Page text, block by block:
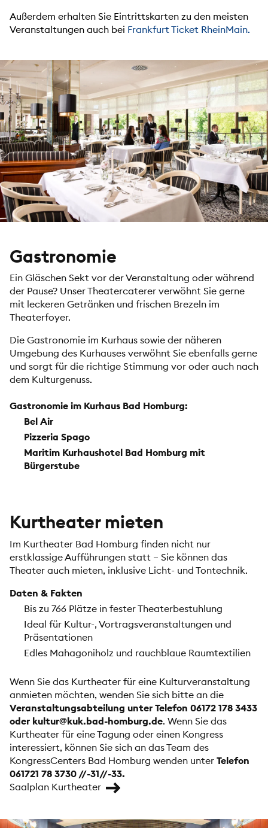
Außerdem erhalten Sie Eintrittskarten zu den meisten
Veranstaltungen auch bei Frankfurt Ticket RheinMain.
Gastronomie
Ein Gläschen Sekt vor der Veranstaltung oder während
der Pause? Unser Theatercaterer verwöhnt Sie gerne
mit leckeren Getränken und frischen Brezeln im
Theaterfoyer.
Die Gastronomie im Kurhaus sowie der näheren
Umgebung des Kurhauses verwöhnt Sie ebenfalls gerne
und sorgt für die richtige Stimmung vor oder auch nach
dem Kulturgenuss.
Gastronomie im Kurhaus Bad Homburg:
Bel Air
Pizzeria Spago
Maritim Kurhaushotel Bad Homburg mit
Bürgerstube
Kurtheater mieten
Im Kurtheater Bad Homburg finden nicht nur
erstklassige Aufführungen statt – Sie können das
Theater auch mieten, inklusive Licht- und Tontechnik.
Daten & Fakten
Bis zu 766 Plätze in fester Theaterbestuhlung
Ideal für Kultur-, Vortragsveranstaltungen und
Präsentationen
Edles Mahagoniholz und rauchblaue Raumtextilien
Wenn Sie das Kurtheater für eine Kulturveranstaltung
anmieten möchten, wenden Sie sich bitte an die
Veranstaltungsabteilung unter Telefon 06172 178 3433
oder kultur@kuk.bad-homburg.de. Wenn Sie das
Kurtheater für eine Tagung oder einen Kongress
interessiert, können Sie sich an das Team des
KongressCenters Bad Homburg wenden unter Telefon
061721 78 3730 //-31//-33.
Saalplan Kurtheater